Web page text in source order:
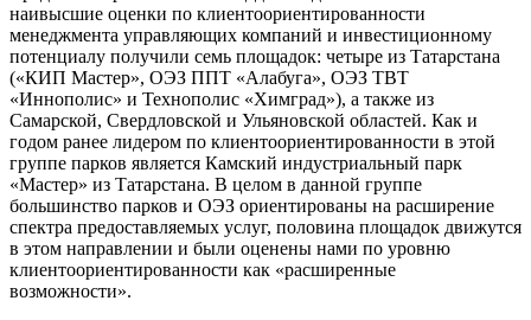
наивысшие оценки по клиентоориентированности
менеджмента управляющих компаний и инвестиционному
потенциалу получили семь площадок: четыре из Татарстана
(«КИП Мастер», ОЭЗ ППТ «Алабуга», ОЭЗ ТВТ
«Иннополис» и Технополис «Химград»), а также из
Самарской, Свердловской и Ульяновской областей. Как и
годом ранее лидером по клиентоориентированности в этой
группе парков является Камский индустриальный парк
«Мастер» из Татарстана. В целом в данной группе
большинство парков и ОЭЗ ориентированы на расширение
спектра предоставляемых услуг, половина площадок движутся
в этом направлении и были оценены нами по уровню
клиентоориентированности как «расширенные
возможности».